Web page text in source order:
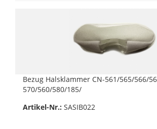
Bezug Halsklammer CN-561/565/566/
570/560/580/185/
Artikel-Nr.: SASIB022